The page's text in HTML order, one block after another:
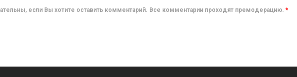
если Вы хотите оставить комментарий. Все комментарии проходят премодерацию. *